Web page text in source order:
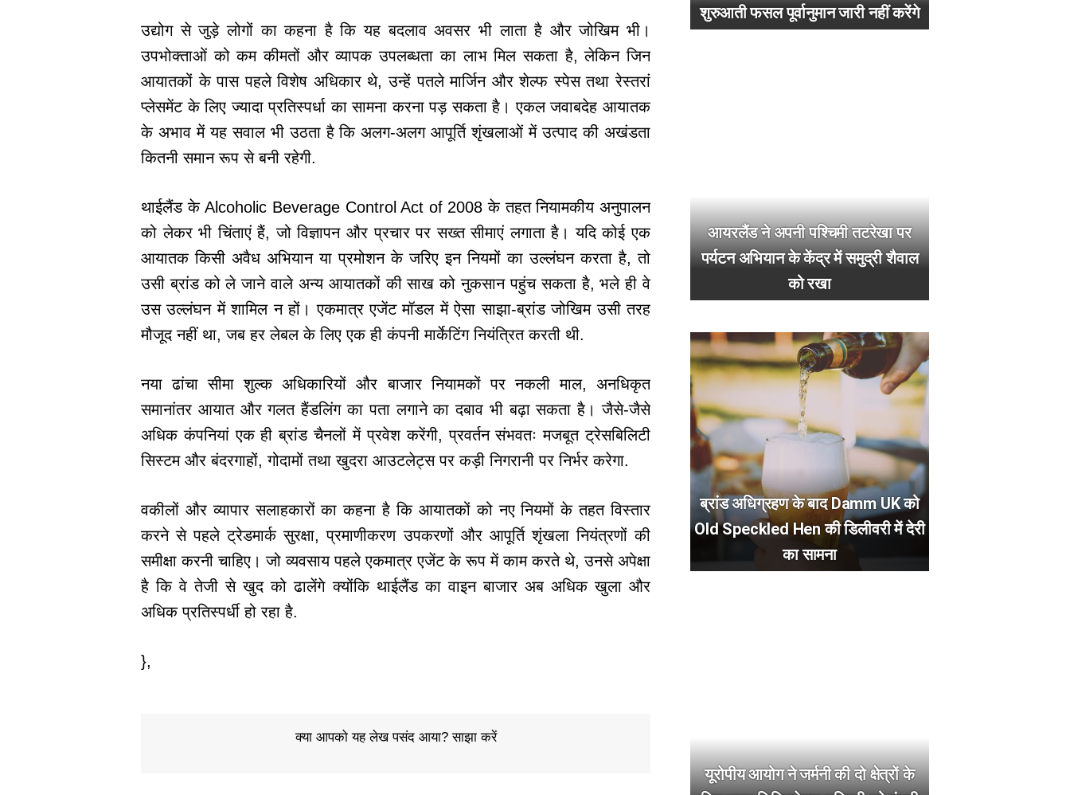
उद्योग से जुड़े लोगों का कहना है कि यह बदलाव अवसर भी लाता है और जोखिम भी।
उपभोक्ताओं को कम कीमतों और व्यापक उपलब्धता का लाभ मिल सकता है, लेकिन जिन
आयातकों के पास पहले विशेष अधिकार थे, उन्हें पतले मार्जिन और शेल्फ स्पेस तथा रेस्तरां
प्लेसमेंट के लिए ज्यादा प्रतिस्पर्धा का सामना करना पड़ सकता है। एकल जवाबदेह आयातक
के अभाव में यह सवाल भी उठता है कि अलग-अलग आपूर्ति शृंखलाओं में उत्पाद की अखंडता
कितनी समान रूप से बनी रहेगी.
थाईलैंड के Alcoholic Beverage Control Act of 2008 के तहत नियामकीय अनुपालन
को लेकर भी चिंताएं हैं, जो विज्ञापन और प्रचार पर सख्त सीमाएं लगाता है। यदि कोई एक
आयातक किसी अवैध अभियान या प्रमोशन के जरिए इन नियमों का उल्लंघन करता है, तो
उसी ब्रांड को ले जाने वाले अन्य आयातकों की साख को नुकसान पहुंच सकता है, भले ही वे
उस उल्लंघन में शामिल न हों। एकमात्र एजेंट मॉडल में ऐसा साझा-ब्रांड जोखिम उसी तरह
मौजूद नहीं था, जब हर लेबल के लिए एक ही कंपनी मार्केटिंग नियंत्रित करती थी.
नया ढांचा सीमा शुल्क अधिकारियों और बाजार नियामकों पर नकली माल, अनधिकृत
समानांतर आयात और गलत हैंडलिंग का पता लगाने का दबाव भी बढ़ा सकता है। जैसे-जैसे
अधिक कंपनियां एक ही ब्रांड चैनलों में प्रवेश करेंगी, प्रवर्तन संभवतः मजबूत ट्रेसबिलिटी
सिस्टम और बंदरगाहों, गोदामों तथा खुदरा आउटलेट्स पर कड़ी निगरानी पर निर्भर करेगा.
वकीलों और व्यापार सलाहकारों का कहना है कि आयातकों को नए नियमों के तहत विस्तार
करने से पहले ट्रेडमार्क सुरक्षा, प्रमाणीकरण उपकरणों और आपूर्ति शृंखला नियंत्रणों की
समीक्षा करनी चाहिए। जो व्यवसाय पहले एकमात्र एजेंट के रूप में काम करते थे, उनसे अपेक्षा
है कि वे तेजी से खुद को ढालेंगे क्योंकि थाईलैंड का वाइन बाजार अब अधिक खुला और
अधिक प्रतिस्पर्धी हो रहा है.
},
क्या आपको यह लेख पसंद आया? साझा करें
शुरुआती फसल पूर्वानुमान जारी नहीं करेंगे
आयरलैंड ने अपनी पश्चिमी तटरेखा पर
पर्यटन अभियान के केंद्र में समुद्री शैवाल
को रखा
ब्रांड अधिग्रहण के बाद Damm UK को
Old Speckled Hen की डिलीवरी में देरी
का सामना
यूरोपीय आयोग ने जर्मनी की दो क्षेत्रों के